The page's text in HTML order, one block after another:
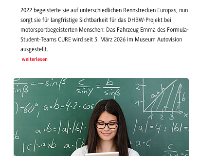
2022 begeisterte sie auf unterschiedlichen Rennstrecken Europas, nun
sorgt sie für langfristige Sichtbarkeit für das DHBW-Projekt bei
motorsportbegeisterten Menschen: Das Fahrzeug Emma des Formula-
Student-Teams CURE wird seit 3. März 2026 im Museum Autovision
ausgestellt.
weiterlesen